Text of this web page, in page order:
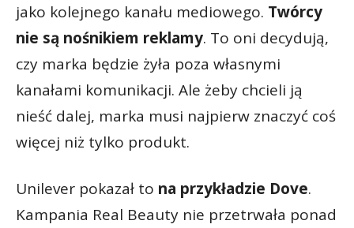
jako kolejnego kanału mediowego. Twórcy
nie są nośnikiem reklamy. To oni decydują,
czy marka będzie żyła poza własnymi
kanałami komunikacji. Ale żeby chcieli ją
nieść dalej, marka musi najpierw znaczyć coś
więcej niż tylko produkt.
Unilever pokazał to na przykładzie Dove.
Kampania Real Beauty nie przetrwała ponad